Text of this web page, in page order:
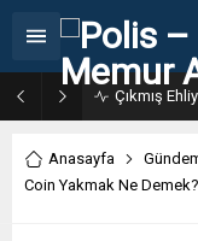
Çıkmış
Anasayfa
Coin Yakmak Ne